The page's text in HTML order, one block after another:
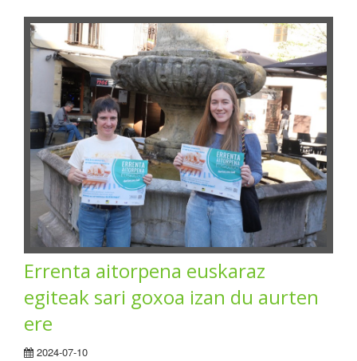
Errenta aitorpena euskaraz
egiteak sari goxoa izan du aurten
ere
2024-07-10